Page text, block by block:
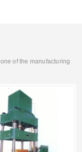
of the manufacturing